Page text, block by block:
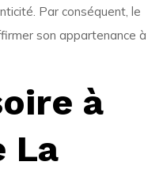
Par conséquent, le
son appartenance à
à
La